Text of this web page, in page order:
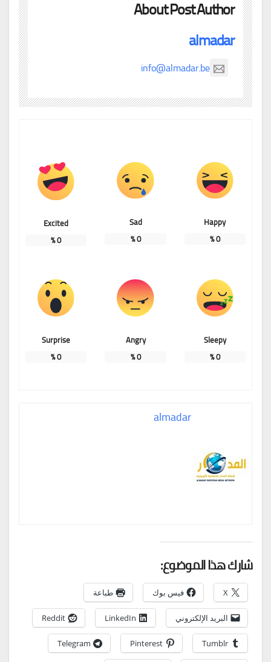
About Post Author
almadar
info@almadar.be
Happy
0
%
Sad
0
%
Excited
0
%
Sleepy
0
%
Angry
0
%
Surprise
0
%
almadar
شارك هذا الموضوع:
X فيس بوك طباعة
البريد الإلكتروني LinkedIn
Reddit
Tumblr
Pinterest
Telegram